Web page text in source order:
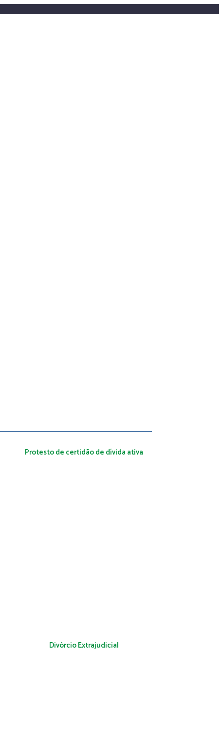
Protesto de certidão de dívida ativa
Divórcio Extrajudicial